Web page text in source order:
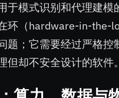
于模式识别和代理建
环（hardware-in-the-
题；它需要经过严格
却不安全设计的软件。